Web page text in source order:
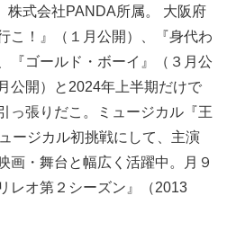
株式会社PANDA所属。 大阪府
こ！』（１月公開）、『身代わ
『ゴールド・ボーイ』（３月公
公開）と2024年上半期だけで
っ張りだこ。ミュージカル『王
ージカル初挑戦にして、主演
画・舞台と幅広く活躍中。月９
レオ第２シーズン』（2013